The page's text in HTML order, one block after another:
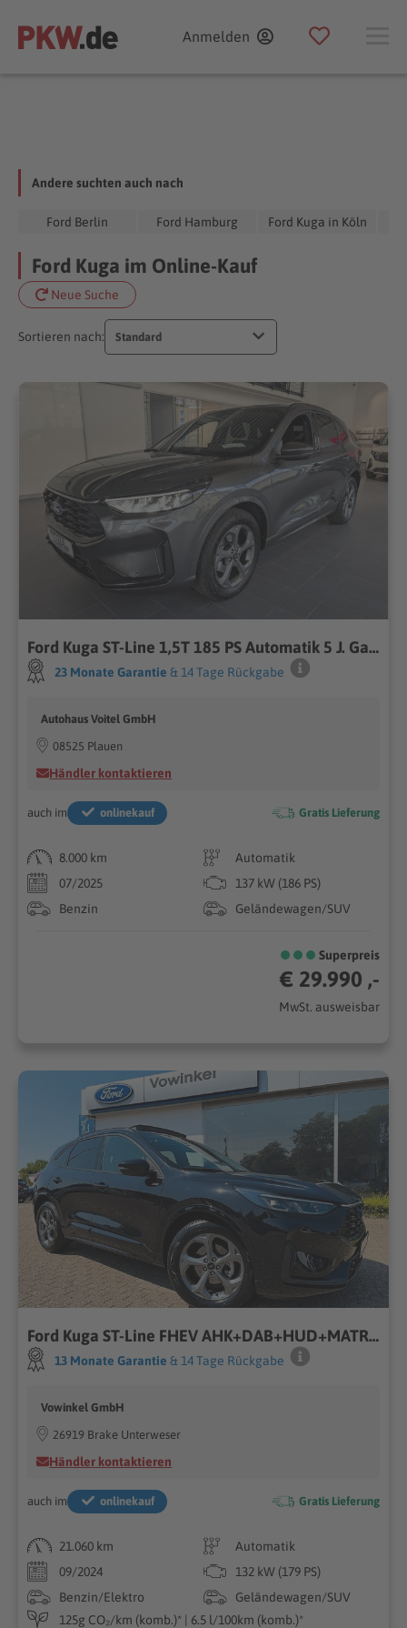
Anmelden
Andere suchten auch nach
Ford Berlin Ford Hamburg Ford Kuga in Köln
Ford Kuga im Online-Kauf
Neue Suche
Sortieren nach: Standard
Ford Kuga ST-Line 1,5T 185 PS Automatik 5 J. Gar.!
23 Monate Garantie & 14 Tage Rückgabe
Autohaus Voitel GmbH
08525 Plauen
Händler kontaktieren
auch im onlinekauf Gratis Lieferung
8.000 km
Automatik
07/2025
137 kW (186 PS)
Benzin
Geländewagen/SUV
Superpreis
€ 29.990 ,-
MwSt. ausweisbar
Ford Kuga ST-Line FHEV AHK+DAB+HUD+MATRIX+PANO+Allwrr
13 Monate Garantie & 14 Tage Rückgabe
Vowinkel GmbH
26919 Brake Unterweser
Händler kontaktieren
auch im onlinekauf Gratis Lieferung
21.060 km
Automatik
09/2024
132 kW (179 PS)
Benzin/Elektro
Geländewagen/SUV
125g CO₂/km (komb.)* | 6.5 l/100km (komb.)*